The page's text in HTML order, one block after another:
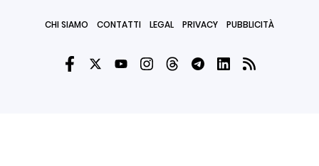
CHI SIAMO CONTATTI LEGAL PRIVACY PUBBLICITÀ